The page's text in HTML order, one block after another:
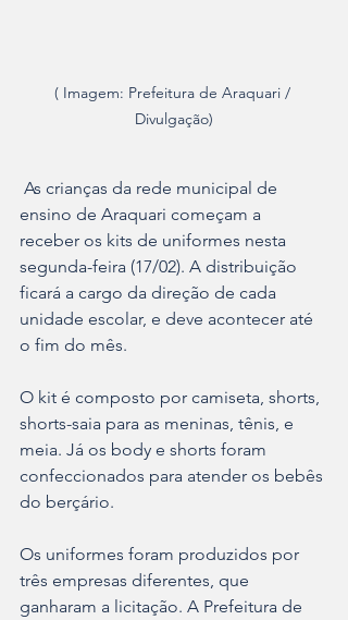
( Imagem: Prefeitura de Araquari /
Divulgação)
ensino de Araquari começam a
receber os kits de uniformes nesta
segunda-feira (17/02). A distribuição
ficará a cargo da direção de cada
unidade escolar, e deve acontecer até
o fim do mês.
O kit é composto por camiseta, shorts,
shorts-saia para as meninas, tênis, e
meia. Já os body e shorts foram
confeccionados para atender os bebês
do berçário.
Os uniformes foram produzidos por
três empresas diferentes, que
ganharam a licitação. A Prefeitura de